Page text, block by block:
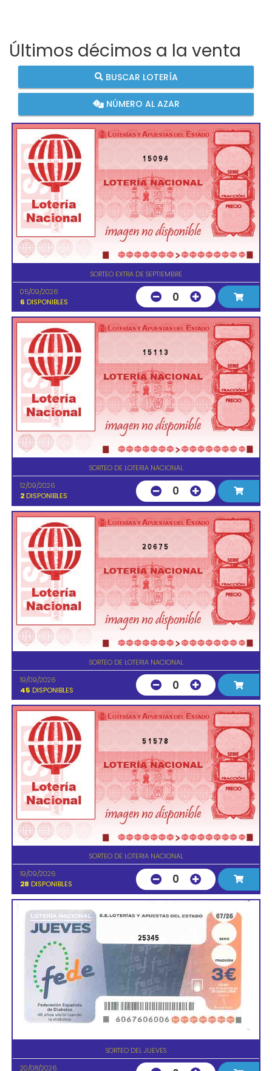
Últimos décimos a la venta
BUSCAR LOTERÍA
NÚMERO AL AZAR
15094
SORTEO EXTRA DE SEPTIEMBRE
05/09/2026
6 DISPONIBLES 0
15113
SORTEO DE LOTERIA NACIONAL
12/09/2026
2 DISPONIBLES 0
20675
SORTEO DE LOTERIA NACIONAL
19/09/2026
45 DISPONIBLES 0
51578
SORTEO DE LOTERIA NACIONAL
19/09/2026
28 DISPONIBLES 0
25345
SORTEO DEL JUEVES
20/08/2026